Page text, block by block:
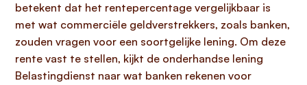
betekent dat het rentepercentage vergelijkbaar is
met wat commerciële geldverstrekkers, zoals banken,
zouden vragen voor een soortgelijke lening. Om deze
rente vast te stellen, kijkt de onderhandse lening
Belastingdienst naar wat banken rekenen voor